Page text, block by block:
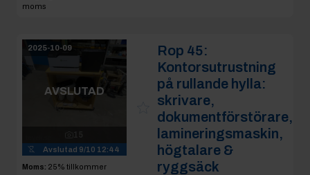
moms
2025-10-09
AVSLUTAD
Avslutad 9/10 12:44
Moms: 25% tillkommer
Rop 45:
Kontorsutrustning
på rullande hylla:
skrivare,
dokumentförstörare,
lamineringsmaskin,
högtalare &
ryggsäck